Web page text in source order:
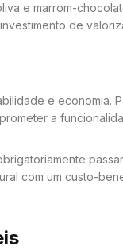
e marrom-
de
e economia.
a
com um custo-